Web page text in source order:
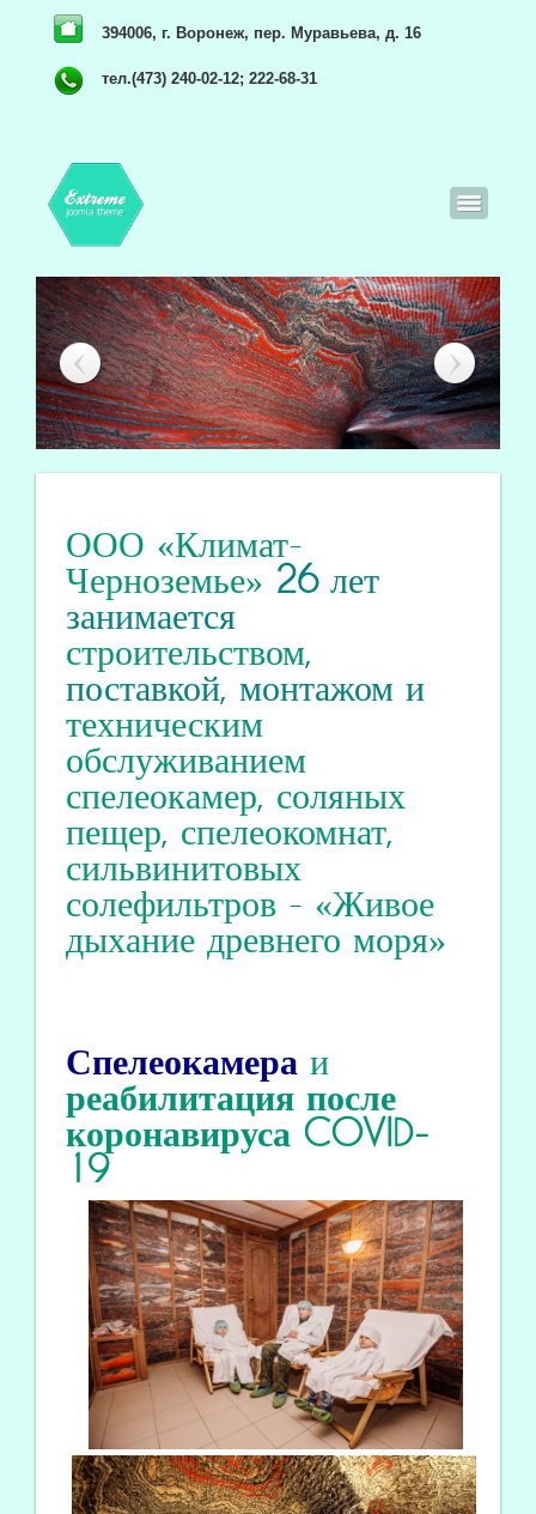
394006, г. Воронеж, пер. Муравьева, д. 16
тел.(473) 240-02-12; 222-68-31
ООО «Климат-
Черноземье» 26лет
занимается
строительством,
поставкой, монтажом и
техническим
обслуживанием
спелеокамер, соляных
пещер, спелеокомнат,
сильвинитовых
солефильтров - «Живое
дыхание древнего моря»
Спелеокамера и
реабилитацияпосле
коронавируса COVID-
19